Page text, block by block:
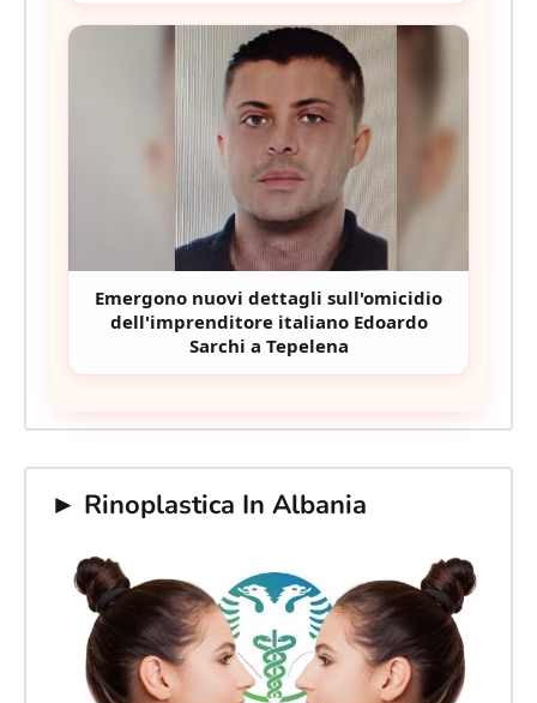
Emergono nuovi dettagli sull'omicidio
dell'imprenditore italiano Edoardo
Sarchi a Tepelena
► Rinoplastica In Albania